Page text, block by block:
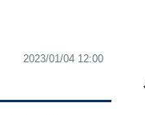
2023/01/04 12:00